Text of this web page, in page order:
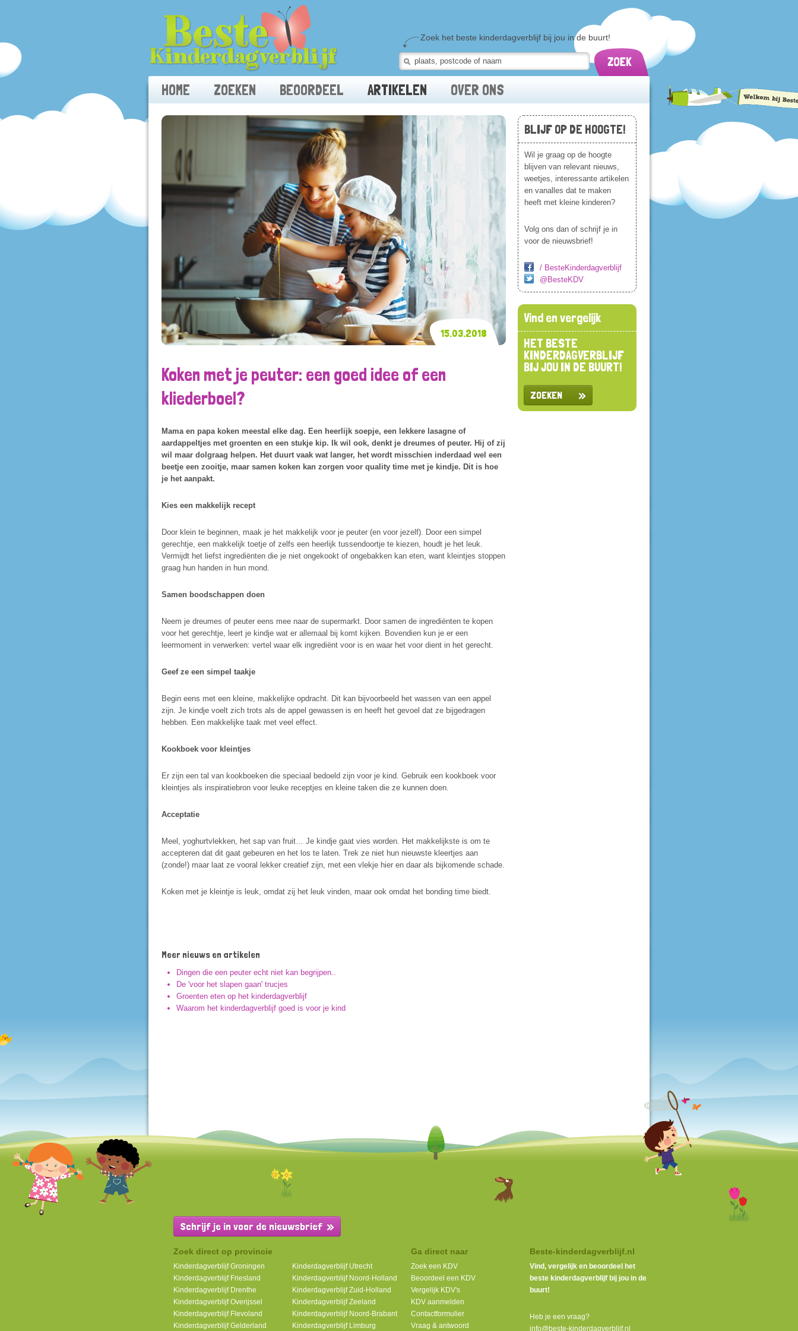
Zoek het beste kinderdagverblijf bij jou in de buurt!
HOME ZOEKEN BEOORDEEL ARTIKELEN OVER ONS
15.03.2018
Koken met je peuter: een goed idee of een
kliederboel?
Mama en papa koken meestal elke dag. Een heerlijk soepje, een lekkere lasagne of
aardappeltjes met groenten en een stukje kip. Ik wil ook, denkt je dreumes of peuter. Hij of zij
wil maar dolgraag helpen. Het duurt vaak wat langer, het wordt misschien inderdaad wel een
beetje een zooitje, maar samen koken kan zorgen voor quality time met je kindje. Dit is hoe
je het aanpakt.
Kies een makkelijk recept
Door klein te beginnen, maak je het makkelijk voor je peuter (en voor jezelf). Door een simpel
gerechtje, een makkelijk toetje of zelfs een heerlijk tussendoortje te kiezen, houdt je het leuk.
Vermijdt het liefst ingrediënten die je niet ongekookt of ongebakken kan eten, want kleintjes stoppen
graag hun handen in hun mond.
Samen boodschappen doen
Neem je dreumes of peuter eens mee naar de supermarkt. Door samen de ingrediënten te kopen
voor het gerechtje, leert je kindje wat er allemaal bij komt kijken. Bovendien kun je er een
leermoment in verwerken: vertel waar elk ingrediënt voor is en waar het voor dient in het gerecht.
Geef ze een simpel taakje
Begin eens met een kleine, makkelijke opdracht. Dit kan bijvoorbeeld het wassen van een appel
zijn. Je kindje voelt zich trots als de appel gewassen is en heeft het gevoel dat ze bijgedragen
hebben. Een makkelijke taak met veel effect.
Kookboek voor kleintjes
Er zijn een tal van kookboeken die speciaal bedoeld zijn voor je kind. Gebruik een kookboek voor
kleintjes als inspiratiebron voor leuke receptjes en kleine taken die ze kunnen doen.
Acceptatie
Meel, yoghurtvlekken, het sap van fruit… Je kindje gaat vies worden. Het makkelijkste is om te
accepteren dat dit gaat gebeuren en het los te laten. Trek ze niet hun nieuwste kleertjes aan
(zonde!) maar laat ze vooral lekker creatief zijn, met een vlekje hier en daar als bijkomende schade.
Koken met je kleintje is leuk, omdat zij het leuk vinden, maar ook omdat het bonding time biedt.
Meer nieuws en artikelen
Dingen die een peuter echt niet kan begrijpen..
De 'voor het slapen gaan' trucjes
Groenten eten op het kinderdagverblijf
Waarom het kinderdagverblijf goed is voor je kind
BLIJF OP DE HOOGTE!
Wil je graag op de hoogte
blijven van relevant nieuws,
weetjes, interessante artikelen
en vanalles dat te maken
heeft met kleine kinderen?
Volg ons dan of schrijf je in
voor de nieuwsbrief!
/ BesteKinderdagverblijf
@BesteKDV
Vind en vergelijk
HET BESTE
KINDERDAGVERBLIJF
BIJ JOU IN DE BUURT!
ZOEKEN
Schrijf je in voor de nieuwsbrief
Beste-kinderdagverblijf.nl
Vind, vergelijk en beoordeel het
beste kinderdagverblijf bij jou in de
buurt!
Heb je een vraag?
info@beste-kinderdagverblijf.nl
Ga direct naar
Zoek een KDV
Beoordeel een KDV
Vergelijk KDV's
KDV aanmelden
Contactformulier
Vraag & antwoord
Kinderdagverblijf Utrecht
Kinderdagverblijf Noord-Holland
Kinderdagverblijf Zuid-Holland
Kinderdagverblijf Zeeland
Kinderdagverblijf Noord-Brabant
Kinderdagverblijf Limburg
Zoek direct op provincie
Kinderdagverblijf Groningen
Kinderdagverblijf Friesland
Kinderdagverblijf Drenthe
Kinderdagverblijf Overijssel
Kinderdagverblijf Flevoland
Kinderdagverblijf Gelderland